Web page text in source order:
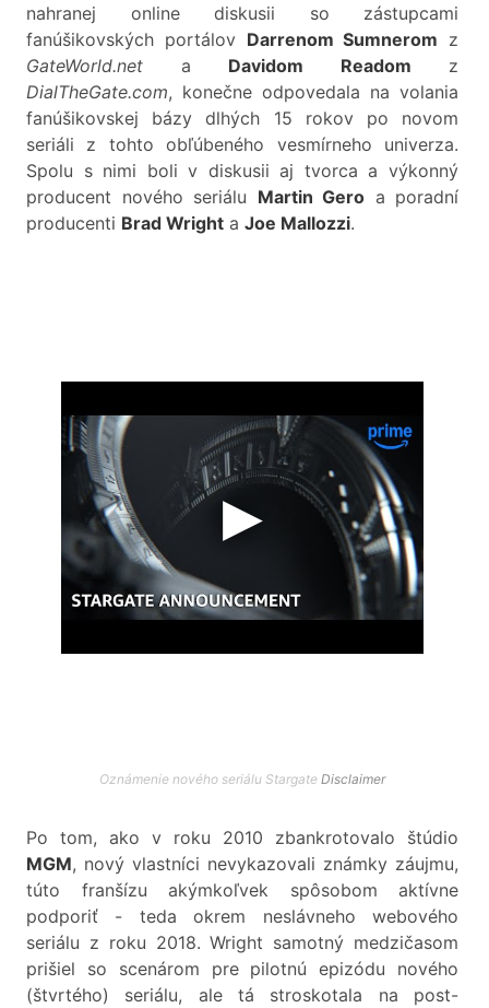
nahranej online diskusii so zástupcami
fanúšikovských portálov Darrenom Sumnerom z
GateWorld.net a Davidom Readom z
DialTheGate.com, konečne odpovedala na volania
fanúšikovskej bázy dlhých 15 rokov po novom
seriáli z tohto obľúbeného vesmírneho univerza.
Spolu s nimi boli v diskusii aj tvorca a výkonný
producent nového seriálu Martin Gero a poradní
producenti Brad Wright a Joe Mallozzi.
Oznámenie nového seriálu Stargate Disclaimer
Po tom, ako v roku 2010 zbankrotovalo štúdio
MGM, nový vlastníci nevykazovali známky záujmu,
túto franšízu akýmkoľvek spôsobom aktívne
podporiť - teda okrem neslávneho webového
seriálu z roku 2018. Wright samotný medzičasom
prišiel so scenárom pre pilotnú epizódu nového
(štvrtého) seriálu, ale tá stroskotala na post-